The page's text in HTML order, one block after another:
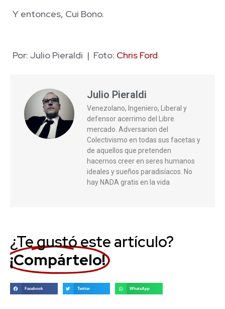
Y entonces, Cui Bono.
Por: Julio Pieraldi | Foto: Chris Ford
Julio Pieraldi
Venezolano, Ingeniero, Liberal y
defensor acerrimo del Libre
mercado. Adversarion del
Colectivismo en todas sus facetas y
de aquellos que pretenden
hacernos creer en seres humanos
ideales y sueños paradisíacos. No
hay NADA gratis en la vida
¿Te gustó este artículo?
¡Compártelo!
Facebook Twitter WhatsApp